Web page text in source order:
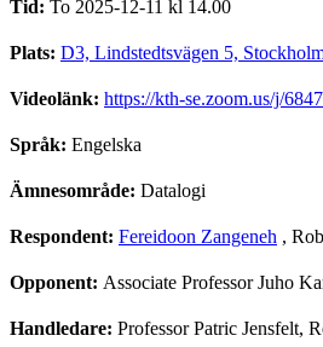
Tid: To 2025-12-11 kl 14.00
Plats: D3, Lindstedtsvägen 5,
Videolänk: https://kth-se.zoom.us/j/
Språk: Engelska
Ämnesområde: Datalogi
Respondent: Fereidoon Zangeneh ,
Opponent: Associate Professor Juho
Handledare: Professor Patric Jensfelt,